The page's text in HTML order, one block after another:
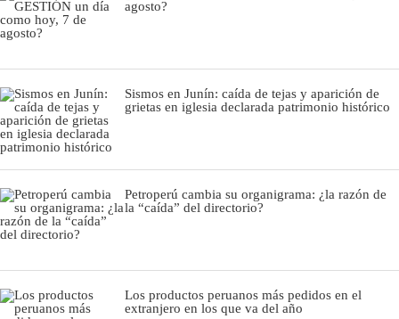
agosto?
Sismos en Junín: caída de tejas y aparición de
grietas en iglesia declarada patrimonio histórico
Petroperú cambia su organigrama: ¿la razón de
la “caída” del directorio?
Los productos peruanos más pedidos en el
extranjero en los que va del año